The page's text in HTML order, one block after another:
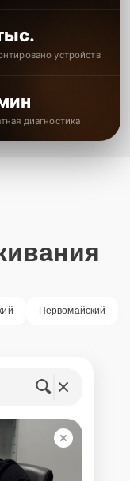
устройств
диагностика
Первомайский